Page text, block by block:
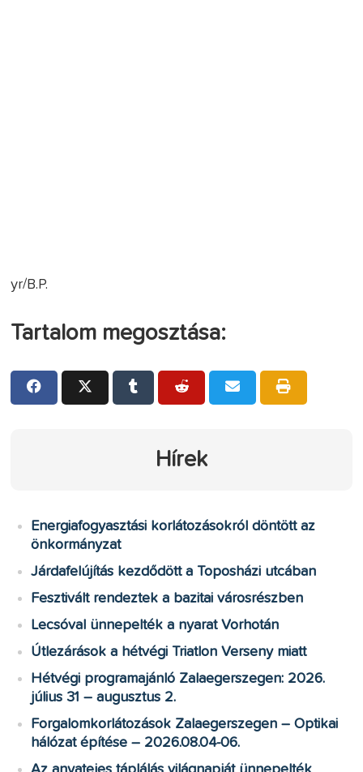
yr/B.P.
Tartalom megosztása:
Hírek
Energiafogyasztási korlátozásokról döntött az
önkormányzat
Járdafelújítás kezdődött a Toposházi utcában
Fesztivált rendeztek a bazitai városrészben
Lecsóval ünnepelték a nyarat Vorhotán
Útlezárások a hétvégi Triatlon Verseny miatt
Hétvégi programajánló Zalaegerszegen: 2026.
július 31 – augusztus 2.
Forgalomkorlátozások Zalaegerszegen – Optikai
hálózat építése – 2026.08.04-06.